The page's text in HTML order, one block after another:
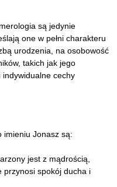
są jedynie
one w pełni charakteru
urodzenia, na osobowość
takich jak jego
cechy
imieniu Jonasz są:
jest z mądrością,
przynosi spokój ducha i